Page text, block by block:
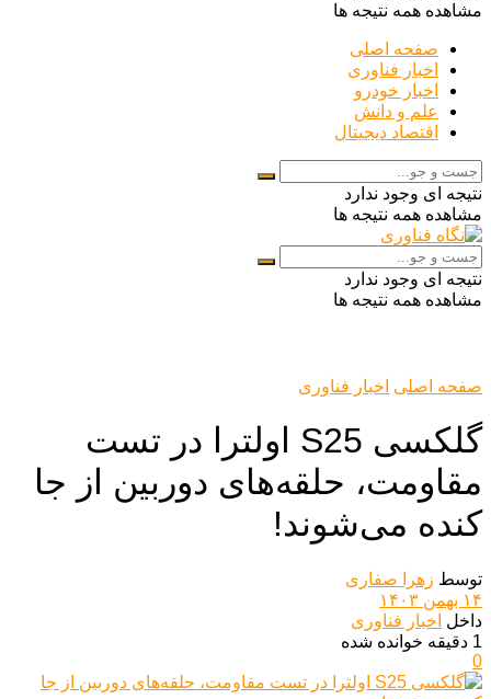
مشاهده همه نتیجه ها
صفحه اصلی
اخبار فناوری
اخبار خودرو
علم و دانش
اقتصاد دیجیتال
نتیجه ای وجود ندارد
مشاهده همه نتیجه ها
نتیجه ای وجود ندارد
مشاهده همه نتیجه ها
صفحه اصلی اخبار فناوری
گلکسی S25 اولترا در تست
مقاومت، حلقه‌های دوربین از جا
کنده می‌شوند!
توسط زهرا صفاری
۱۴ بهمن ۱۴۰۳
داخل اخبار فناوری
1 دقیقه خوانده شده
0